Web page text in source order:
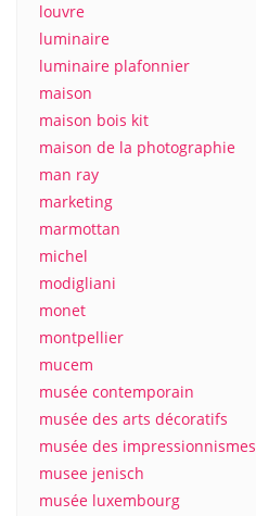
louvre
luminaire
luminaire plafonnier
maison
maison bois kit
maison de la photographie
man ray
marketing
marmottan
michel
modigliani
monet
montpellier
mucem
musée contemporain
musée des arts décoratifs
musée des impressionnismes
musee jenisch
musée luxembourg